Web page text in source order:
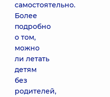
самостоятельно.
Более
подробно
о том,
можно
ли летать
детям
без
родителей,